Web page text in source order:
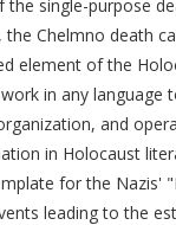
single-purpose
the Chelmno death
element of the
in any language
and
in Holocaust
for the Nazis'
leading to the